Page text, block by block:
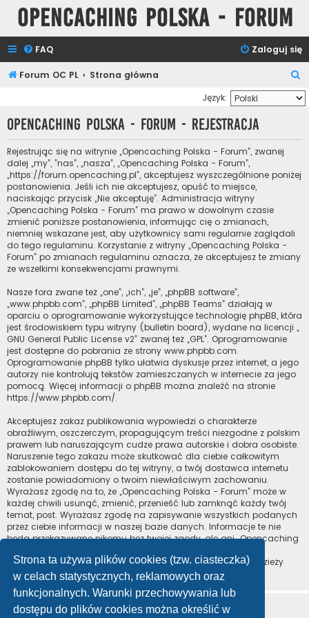
Strona ta używa plików cookies (tzw. ciasteczka)
w celach statystycznych, reklamowych oraz
funkcjonalnych. Warunki przechowywania lub
dostępu do plików cookies można określić w
Opencaching Polska - Forum
FAQ Zaloguj się
Forum OC PL Strona główna
z
u
Język:
Opencaching Polska - Forum - Rejestracja
Rejestrując się na witrynie „Opencaching Polska - Forum”, zwanej
dalej „my”, ”nas”, „nasza”, „Opencaching Polska - Forum”,
„https://forum.opencaching.pl”, akceptujesz wyszczególnione poniżej
postanowienia. Jeśli ich nie akceptujesz, opuść to miejsce,
naciskając przycisk „Nie akceptuję”. Administracja witryny
„Opencaching Polska - Forum” ma prawo w dowolnym czasie
zmienić poniższe postanowienia, informując cię o zmianach,
niemniej wskazane jest, aby użytkownicy sami regularnie zaglądali
do tego regulaminu. Korzystanie z witryny „Opencaching Polska -
Forum” po zmianach regulaminu oznacza, że akceptujesz te zmiany
ze wszelkimi konsekwencjami prawnymi.
Nasze fora zwane też „one”, „ich”, „je”, „phpBB software”,
„www.phpbb.com”, „phpBB Limited”, „phpBB Teams” działają w
oparciu o oprogramowanie wykorzystujące technologię phpBB, która
jest środowiskiem typu witryny (bulletin board), wydane na licencji „
GNU General Public License v2” zwanej też „GPL”. Oprogramowanie
jest dostępne do pobrania ze strony www.phpbb.com.
Oprogramowanie phpBB tylko ułatwia dyskusje przez internet, a jego
autorzy nie kontrolują tekstów zamieszczanych w internecie za jego
pomocą. Więcej informacji o phpBB można znaleźć na stronie
https://www.phpbb.com/.
Akceptujesz zakaz publikowania wypowiedzi o charakterze
obraźliwym, oszczerczym, propagującym treści niezgodne z polskim
prawem lub naruszającym cudze prawa autorskie i dobra osobiste.
Naruszenie tego zakazu może skutkować dla ciebie całkowitym
zablokowaniem dostępu do tej witryny, a twój dostawca internetu
zostanie powiadomiony o twoim niewłaściwym zachowaniu.
Wyrażasz zgodę na to, że „Opencaching Polska - Forum” może w
każdej chwili usunąć, zmienić, przenieść lub zamknąć każdy twój
temat, post. Wyrażasz zgodę na zapisywanie wszystkich podanych
przez ciebie informacji w naszej bazie danych. Informacje te nie
będą przekazywane nikomu bez twojej zgody, ale ani „Opencaching
włamania do witryny, podczas których może dojść do kradzieży
danych.